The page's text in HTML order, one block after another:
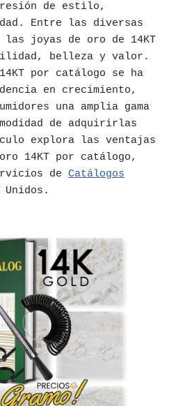
de estilo,
Entre las diversas
joyas de oro de 14KT
belleza y valor.
por catálogo se ha
en crecimiento,
una amplia gama
de adquirirlas
explora las ventajas
14KT por catálogo,
de Catálogos
Unidos.